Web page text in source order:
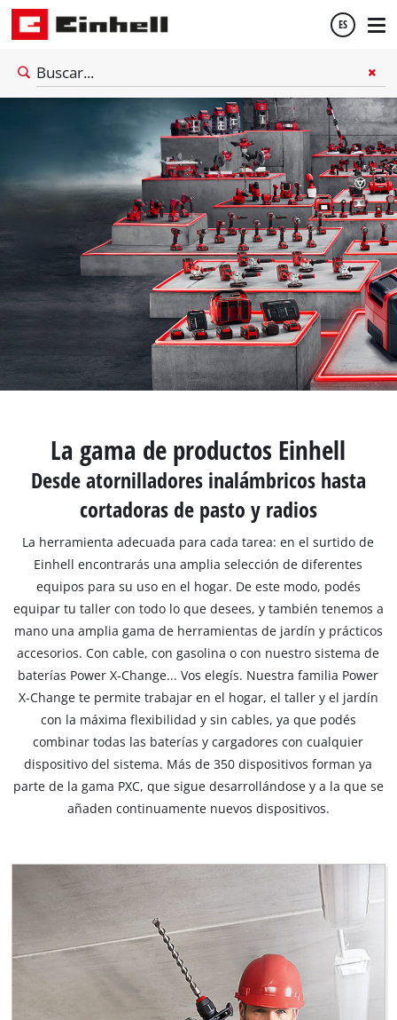
ES
La gama de productos Einhell
Desde atornilladores inalámbricos hasta
cortadoras de pasto y radios
La herramienta adecuada para cada tarea: en el surtido de
Einhell encontrarás una amplia selección de diferentes
equipos para su uso en el hogar. De este modo, podés
equipar tu taller con todo lo que desees, y también tenemos a
mano una amplia gama de herramientas de jardín y prácticos
accesorios. Con cable, con gasolina o con nuestro sistema de
baterías Power X-Change... Vos elegís. Nuestra familia Power
X-Change te permite trabajar en el hogar, el taller y el jardín
con la máxima flexibilidad y sin cables, ya que podés
combinar todas las baterías y cargadores con cualquier
dispositivo del sistema. Más de 350 dispositivos forman ya
parte de la gama PXC, que sigue desarrollándose y a la que se
añaden continuamente nuevos dispositivos.